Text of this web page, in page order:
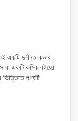
একটি দুর্দান্ত কভার
বা একটি কমিক বইয়ের
পণ্যটি